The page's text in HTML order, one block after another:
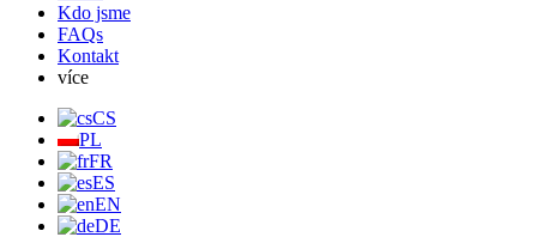
Kdo jsme
FAQs
Kontakt
více
CS
PL
FR
ES
EN
DE